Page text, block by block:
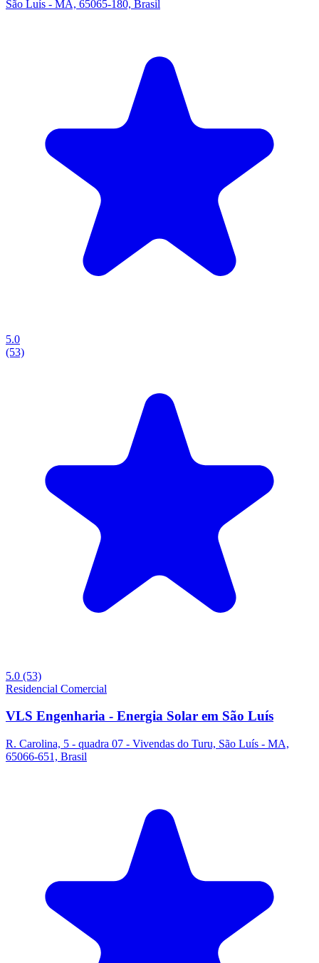
São Luís - MA, 65065-180, Brasil
5.0
(53)
5.0 (53)
Residencial Comercial
VLS Engenharia - Energia Solar em São Luís
R. Carolina, 5 - quadra 07 - Vivendas do Turu, São Luís - MA,
65066-651, Brasil